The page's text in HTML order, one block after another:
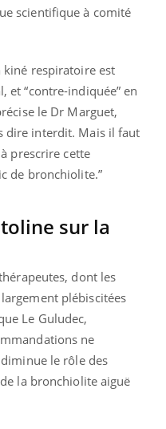
scientifique à comité
kiné respiratoire est
et “contre-indiquée” en
le Dr Marguet,
dire interdit. Mais il faut
prescrire cette
de bronchiolite.”
sur la
dont les
plébiscitées
Le Guludec,
ne
diminue le rôle des
la bronchiolite aiguë